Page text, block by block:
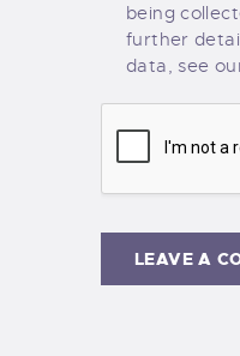
being
further
data, see